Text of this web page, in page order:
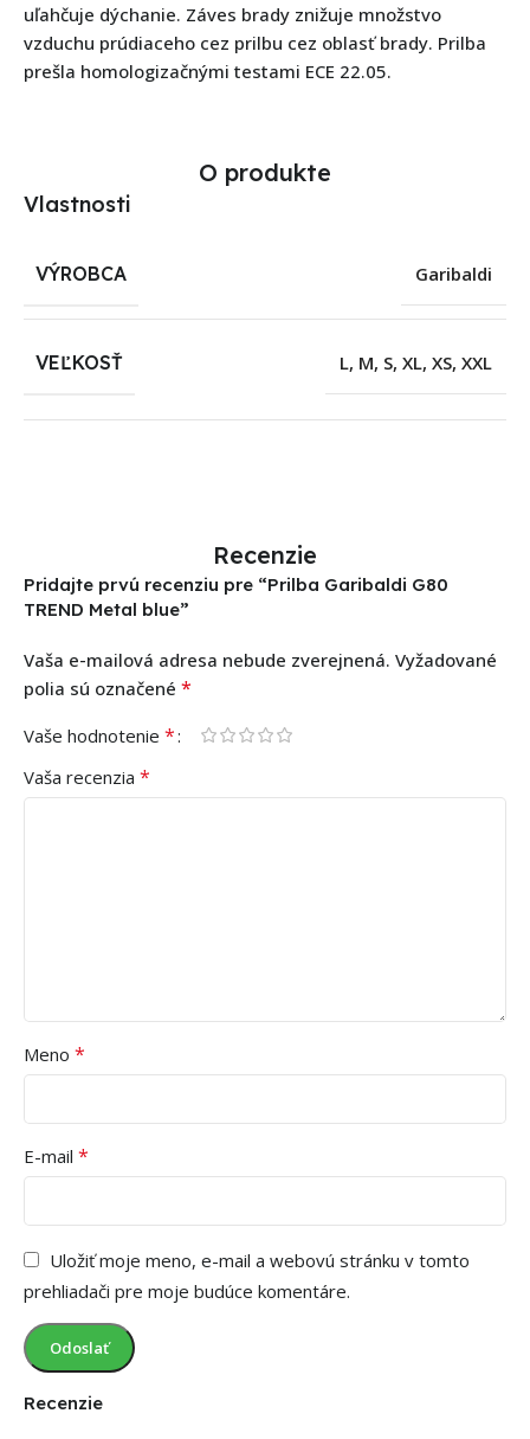
uľahčuje dýchanie. Záves brady znižuje množstvo
vzduchu prúdiaceho cez prilbu cez oblasť brady. Prilba
prešla homologizačnými testami ECE 22.05.
O produkte
Vlastnosti
VÝROBCA Garibaldi
VEĽKOSŤ L, M, S, XL, XS, XXL
Recenzie
Recenzie
Pridajte prvú recenziu pre “Prilba Garibaldi G80
TREND Metal blue”
Vaša e-mailová adresa nebude zverejnená. Vyžadované
polia sú označené *
Vaše hodnotenie *
Vaša recenzia *
Meno *
E-mail *
Uložiť moje meno, e-mail a webovú stránku v tomto
prehliadači pre moje budúce komentáre.